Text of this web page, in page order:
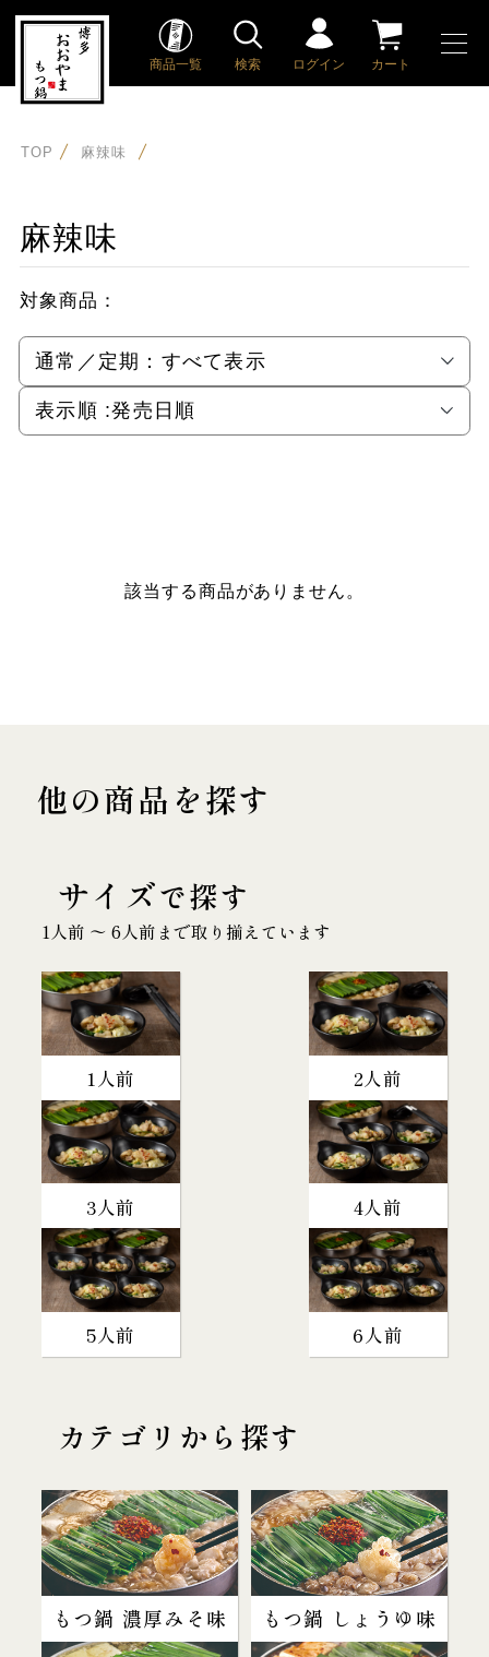
商品一覧 検索 ログイン カート
TOP 麻辣味
麻辣味
対象商品：
通常／定期： すべて表示
表示順 :発売日順
該当する商品がありません。
他の商品を探す
サイズで探す
1人前 〜 6人前まで取り揃えています
1人前 2人前
3人前 4人前
5人前 6人前
カテゴリから探す
もつ鍋 濃厚みそ味 もつ鍋 しょうゆ味